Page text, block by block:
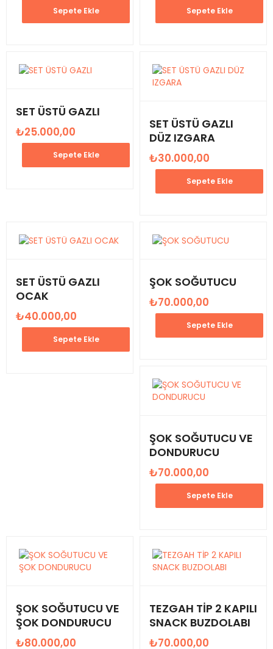
Sepete Ekle Sepete Ekle
SET ÜSTÜ GAZLI
₺25.000,00
Sepete Ekle
SET ÜSTÜ GAZLI
DÜZ IZGARA
₺30.000,00
Sepete Ekle
SET ÜSTÜ GAZLI
OCAK
₺40.000,00
Sepete Ekle
ŞOK SOĞUTUCU
₺70.000,00
Sepete Ekle
ŞOK SOĞUTUCU VE
DONDURUCU
₺70.000,00
Sepete Ekle
ŞOK SOĞUTUCU VE
ŞOK DONDURUCU
₺80.000,00
TEZGAH TİP 2 KAPILI
SNACK BUZDOLABI
₺70.000,00